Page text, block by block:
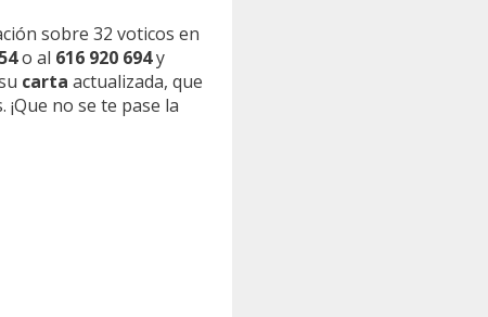
sobre 32 voticos en
o al 616 920 694y
carta actualizada, que
no se te pase la